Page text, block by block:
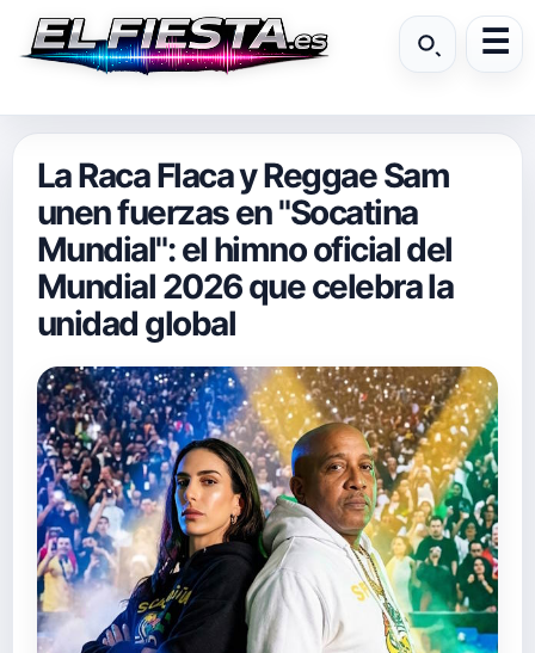
La Raca Flaca y Reggae Sam
unen fuerzas en "Socatina
Mundial": el himno oficial del
Mundial 2026 que celebra la
unidad global